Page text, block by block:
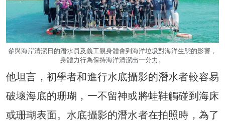
參與海岸清潔日的潛水員及義工親身體會到海洋垃圾對海洋生態的影響，
身體力行為保持海洋清潔出一分力。
他坦言，初學者和進行水底攝影的潛水者較容易
破壞海底的珊瑚，一不留神或將蛙鞋觸碰到海床
或珊瑚表面。水底攝影的潛水者在拍照時，為了